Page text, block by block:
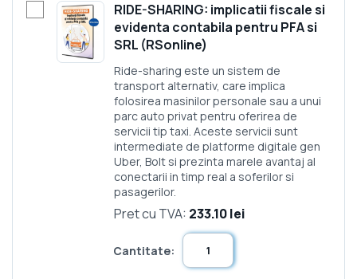
RIDE-SHARING: implicatii fiscale si
evidenta contabila pentru PFA si
SRL (RSonline)
Ride-sharing este un sistem de
transport alternativ, care implica
folosirea masinilor personale sau a unui
parc auto privat pentru oferirea de
servicii tip taxi. Aceste servicii sunt
intermediate de platforme digitale gen
Uber, Bolt si prezinta marele avantaj al
conectarii in timp real a soferilor si
pasagerilor.
Pret cu TVA: 233.10 lei
Cantitate: